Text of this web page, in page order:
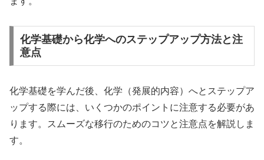
化学基礎から化学へのステップアップ方法と注
意点
化学基礎を学んだ後、化学（発展的内容）へとステップア
ップする際には、いくつかのポイントに注意する必要があ
ります。スムーズな移行のためのコツと注意点を解説しま
す。